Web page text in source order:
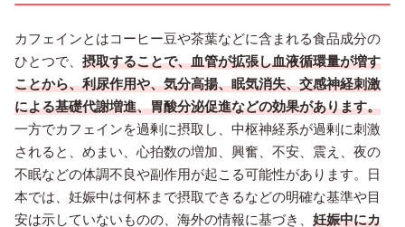
カフェインとはコーヒー豆や茶葉などに含まれる食品成分の
ひとつで、 摂取することで、血管が拡張し血液循環量が増す
ことから、利尿作用や、気分高揚、眠気消失、交感神経刺激
による基礎代謝増進、胃酸分泌促進などの効果があります。
一方でカフェインを過剰に摂取し、中枢神経系が過剰に刺激
されると、めまい、心拍数の増加、興奮、不安、震え、夜の
不眠などの体調不良や副作用が起こる可能性があります。日
本では、妊娠中は何杯まで摂取できるなどの明確な基準や目
安は示していないものの、海外の情報に基づき、 妊娠中にカ